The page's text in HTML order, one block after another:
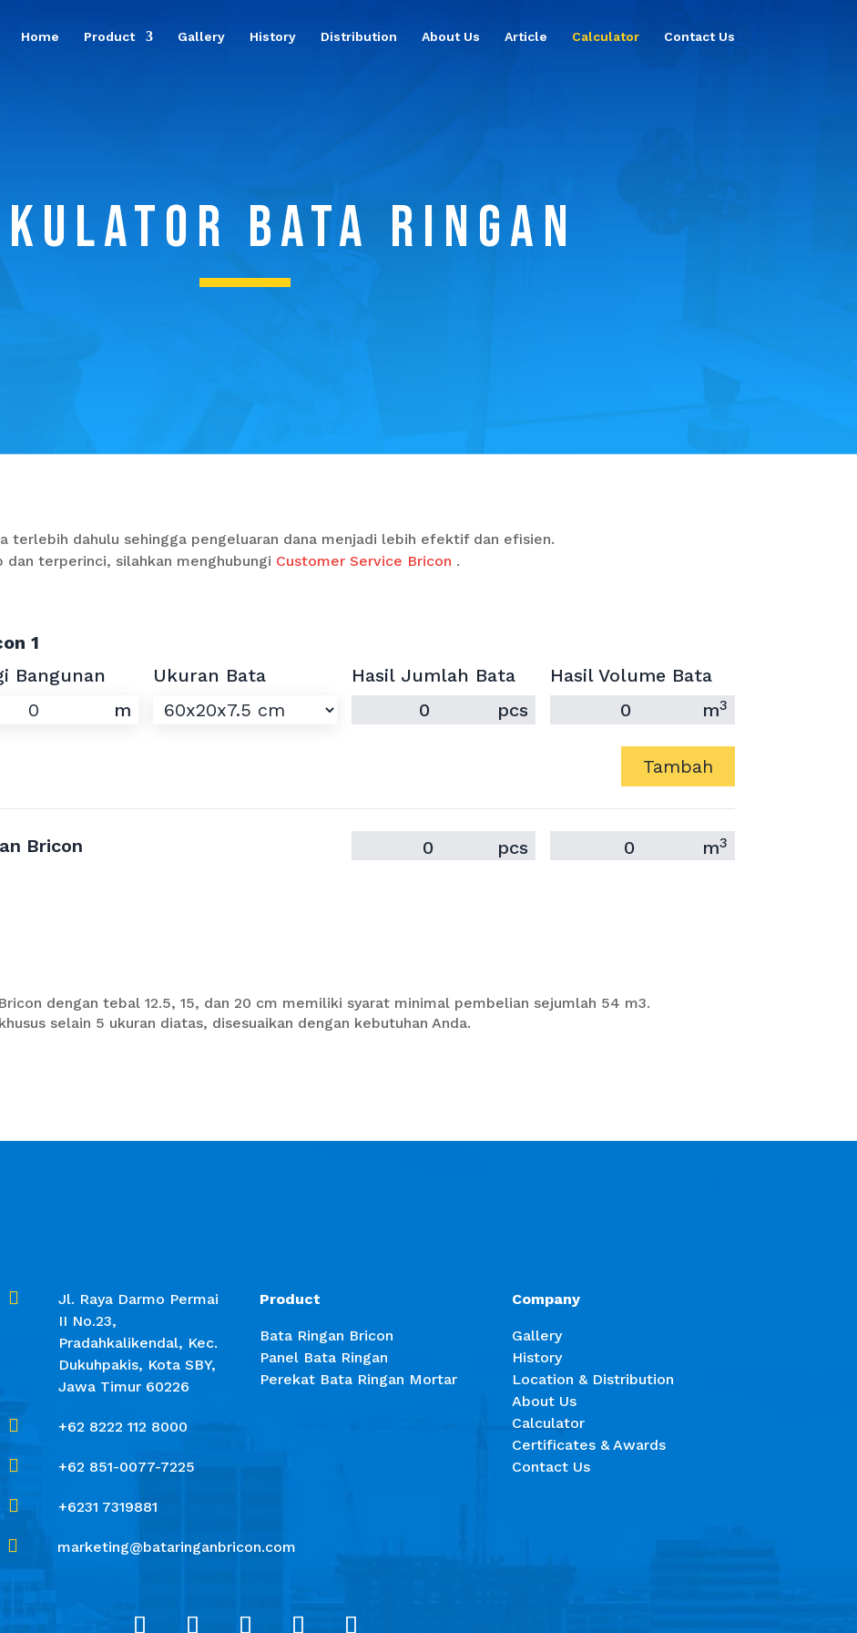
Home Product Gallery History Distribution About Us Article Calculator Contact Us
BATA RINGAN
terlebih dahulu sehingga pengeluaran dana menjadi lebih efektif dan efisien.
terperinci, silahkan menghubungi Customer Service Bricon .
1
Bangunan
m
Ukuran Bata
Hasil Jumlah Bata
0
pcs
Hasil Volume Bata
0
m3
Tambah
Bricon 0 pcs 0 m3
dengan tebal 12.5, 15, dan 20 cm memiliki syarat minimal pembelian sejumlah 54 m3.
selain 5 ukuran diatas, disesuaikan dengan kebutuhan Anda.

Jl. Raya Darmo Permai
II No.23,
Pradahkalikendal, Kec.
Dukuhpakis, Kota SBY,
Jawa Timur 60226
 +62 8222 112 8000
 +62 851-0077-7225
 +6231 7319881
 marketing@bataringanbricon.com
Product
Bata Ringan Bricon
Panel Bata Ringan
Perekat Bata Ringan Mortar
Company
Gallery
History
Location & Distribution
About Us
Calculator
Certificates & Awards
Contact Us